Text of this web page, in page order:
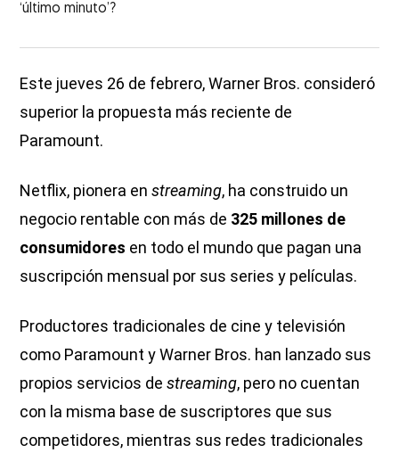
‘último minuto’?
Este jueves 26 de febrero, Warner Bros. consideró
superior la propuesta más reciente de
Paramount.
Netflix, pionera enstreaming, ha construido un
negocio rentable con más de 325 millones de
consumidores en todo el mundo que pagan una
suscripción mensual por sus series y películas.
Productores tradicionales de cine y televisión
como Paramount y Warner Bros. han lanzado sus
propios servicios de streaming, pero no cuentan
con la misma base de suscriptores que sus
competidores, mientras sus redes tradicionales